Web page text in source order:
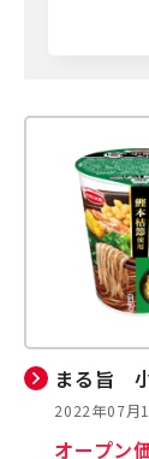
まる旨
2022年07月
オープン